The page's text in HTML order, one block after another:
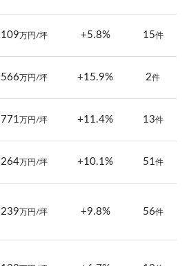
109万円/坪 +5.8% 15件
566万円/坪 +15.9% 2件
771 万円/坪 +11.4% 13件
264万円/坪 +10.1% 51 件
239万円/坪 +9.8% 56件